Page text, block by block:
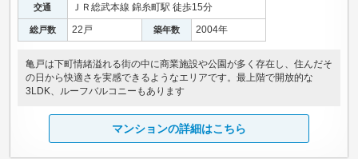
交通 ＪＲ総武本線 錦糸町駅 徒歩15分
総戸数 22戸 築年数 2004年
亀戸は下町情緒溢れる街の中に商業施設や公園が多く存在し、住んだそ
の日から快適さを実感できるようなエリアです。最上階で開放的な
3LDK、ルーフバルコニーもあります
マンションの詳細はこちら